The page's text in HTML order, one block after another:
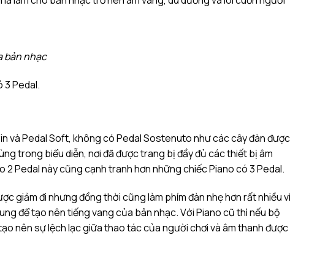
bản nhạc
3 Pedal.
và Pedal Soft, không có Pedal Sostenuto như các cây đàn được
trong biểu diễn, nơi đã được trang bị đầy đủ các thiết bị âm
Pedal này cũng cạnh tranh hơn những chiếc Piano có 3 Pedal.
giảm đi nhưng đồng thời cũng làm phím đàn nhẹ hơn rất nhiều vì
để tạo nên tiếng vang của bản nhạc. Với Piano cũ thì nếu bộ
nên sự lệch lạc giữa thao tác của người chơi và âm thanh được